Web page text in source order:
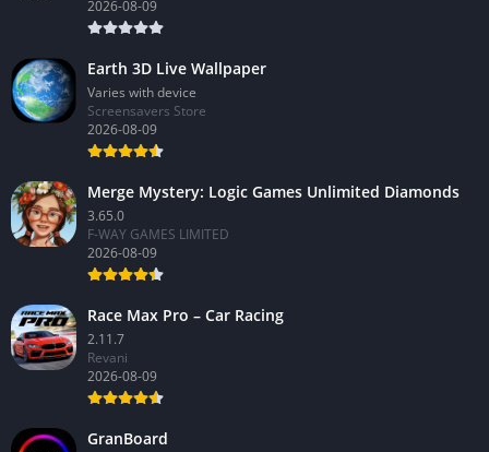
2026-08-09
Earth 3D Live Wallpaper
Varies with device
Screensavers Store
2026-08-09
Merge Mystery: Logic Games Unlimited Diamonds
3.65.0
F-WAY GAMES LIMITED
2026-08-09
Race Max Pro – Car Racing
2.11.7
Revani
2026-08-09
GranBoard